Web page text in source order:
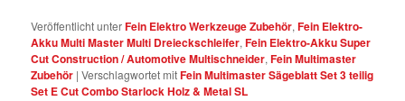
Veröffentlicht unterFein Elektro Werkzeuge Zubehör,Fein Elektro-
Akku Multi Master Multi Dreieckschleifer,Fein Elektro-Akku Super
Cut Construction / Automotive Multischneider,Fein Multimaster
Zubehör |Verschlagwortet mitFein Multimaster Sägeblatt Set 3 teilig
Set E Cut Combo Starlock Holz & Metal SL